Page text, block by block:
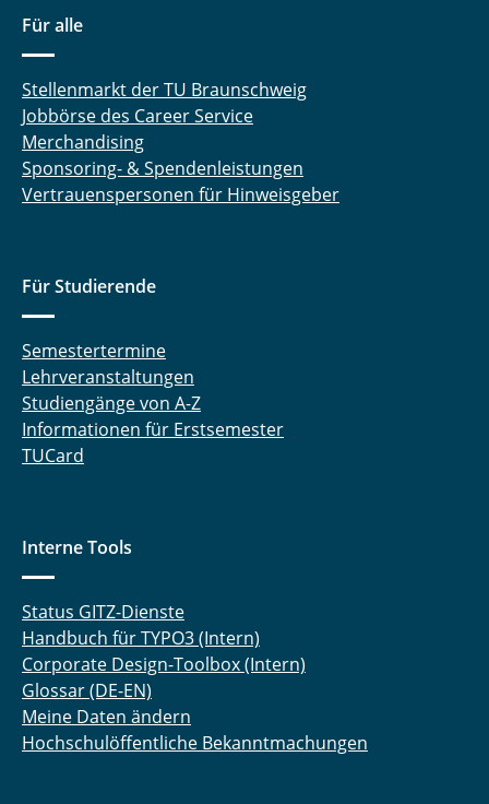
Für alle
Stellenmarkt der TU Braunschweig
Jobbörse des Career Service
Merchandising
Sponsoring- & Spendenleistungen
Vertrauenspersonen für Hinweisgeber
Für Studierende
Semestertermine
Lehrveranstaltungen
Studiengänge von A-Z
Informationen für Erstsemester
TUCard
Interne Tools
Status GITZ-Dienste
Handbuch für TYPO3 (Intern)
Corporate Design-Toolbox (Intern)
Glossar (DE-EN)
Meine Daten ändern
Hochschulöffentliche Bekanntmachungen